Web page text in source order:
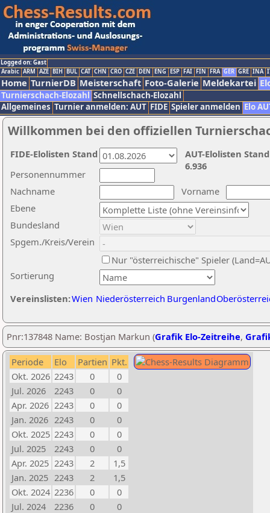
Logged on: Gast
Arabic ARM AZE BIH BUL CAT CHN CRO CZE DEN ENG ESP FAI FIN FRA GER GRE INA
Home TurnierDB Meisterschaft Foto-Galerie Meldekartei
Turnierschach-Elozahl Schnellschach-Elozahl
Allgemeines Turnier anmelden: AUT FIDE Spieler anmelden Elo
Willkommen bei den offiziellen
Nachname
Vorname
Ebene
Sortierung
Personennummer
Bundesland
Spgem./Kreis/Verein
Nur "österreichische" Spieler
Vereinslisten:Wien Niederösterreich Burgenland
AUT-Elolisten
6.936
FIDE-Elolisten Stand
Pnr:137848 Name: Bostjan Markun (Grafik Elo-Zeitreihe,
Periode Elo Partien Pkt.
Okt. 2026 2243 0
0
Jul. 2026
2243 0
0
Apr. 2026 2243 0
0
Jan. 2026 2243 0
0
Okt. 2025 2243 0
0
Jul. 2025
2243 0
0
Apr. 2025 2243 2
1,5
Jan. 2025 2243 2
1,5
Okt. 2024 2236 0
0
Jul. 2024
2236 0
0